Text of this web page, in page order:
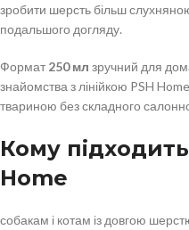
зробити шерсть більш
подальшого догляду.
Формат 250 мл зручний для
знайомства з лінійкою PSH
твариною без складного
Кому
Home
собакам і котам із довгою